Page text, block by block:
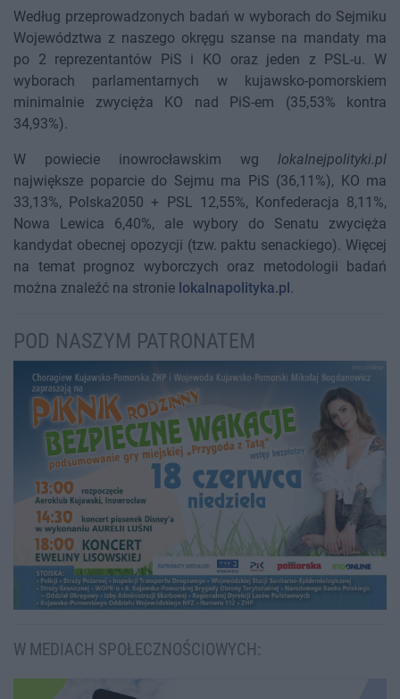
Według przeprowadzonych badań w wyborach do Sejmiku
Województwa z naszego okręgu szanse na mandaty ma
po 2 reprezentantów PiS i KO oraz jeden z PSL-u. W
wyborach parlamentarnych w kujawsko-pomorskiem
minimalnie zwycięża KO nad PiS-em (35,53% kontra
34,93%).
W powiecie inowrocławskim wg lokalnejpolityki.pl
największe poparcie do Sejmu ma PiS (36,11%), KO ma
33,13%, Polska2050 + PSL 12,55%, Konfederacja 8,11%,
Nowa Lewica 6,40%, ale wybory do Senatu zwycięża
kandydat obecnej opozycji (tzw. paktu senackiego). Więcej
na temat prognoz wyborczych oraz metodologii badań
można znaleźć na stronie lokalnapolityka.pl .
POD NASZYM PATRONATEM
W MEDIACH SPOŁECZNOŚCIOWYCH: